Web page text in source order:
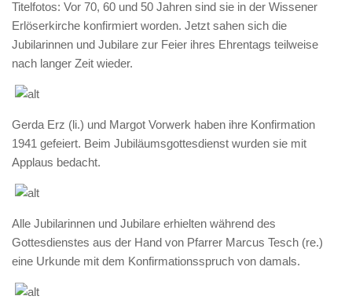
Titelfotos: Vor 70, 60 und 50 Jahren sind sie in der Wissener
Erlöserkirche konfirmiert worden. Jetzt sahen sich die
Jubilarinnen und Jubilare zur Feier ihres Ehrentags teilweise
nach langer Zeit wieder.
Gerda Erz (li.) und Margot Vorwerk haben ihre Konfirmation
1941 gefeiert. Beim Jubiläumsgottesdienst wurden sie mit
Applaus bedacht.
Alle Jubilarinnen und Jubilare erhielten während des
Gottesdienstes aus der Hand von Pfarrer Marcus Tesch (re.)
eine Urkunde mit dem Konfirmationsspruch von damals.